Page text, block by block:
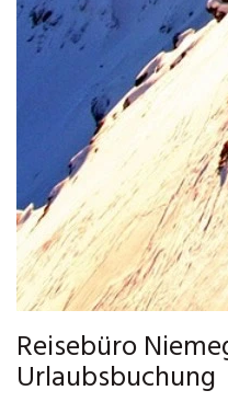
Reisebüro
Urlaubsbuchung